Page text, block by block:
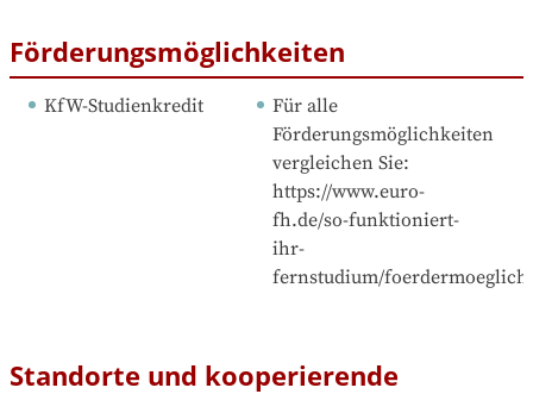
Förderungsmöglichkeiten
KfW-Studienkredit
Für alle
Förderungsmöglichkeiten
vergleichen Sie:
https://www.euro-
fh.de/so-funktioniert-
ihr-
fernstudium/
Standorte und kooperierende